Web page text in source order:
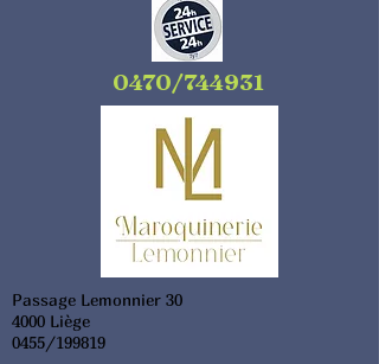
0470/744931
Passage Lemonnier 30
4000 Liège
0455/199819